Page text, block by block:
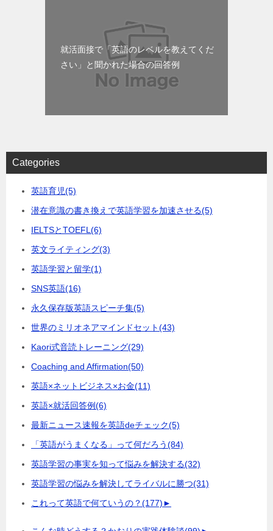
就活面接で「英語のレベルを教えてくだ
さい」と聞かれた場合の回答例
Categories
英語育児(5)
潜在意識の書き換えで英語学習を加速させる(5)
IELTSとTOEFL (6)
英文ライティング(3)
英語学習と留学(1)
SNS英語(16)
永久保存版英語スピーチ集(5)
世界のミリオネアマインドセット(43)
Kaori式音読トレーニング(29)
Coaching and Affirmation(50)
英語×ネットビジネス×お金(11)
英語×就活回答例(6)
最新ニュース速報を英語deチェック(5)
「英語がうまくなる」って何だろう(84)
英語学習の事実を知って悩みを解決する(32)
英語学習の悩みを解決してライバルに勝つ(31)
これって英語で何ていうの？(177)►